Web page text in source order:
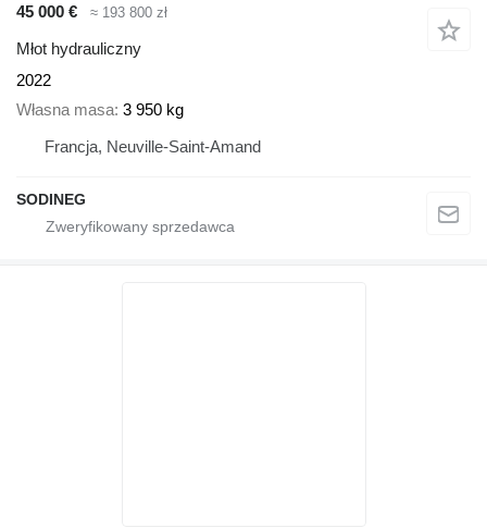
45 000 €
≈ 193 800 zł
Młot hydrauliczny
2022
Własna masa 3 950 kg
Francja, Neuville-Saint-Amand
SODINEG